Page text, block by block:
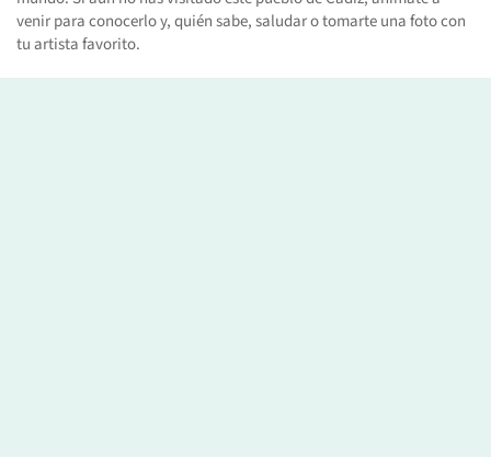
venir para conocerlo y, quién sabe, saludar o tomarte una foto con
tu artista favorito.